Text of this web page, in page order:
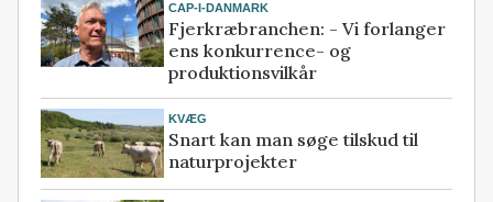
CAP-I-DANMARK
Fjerkræbranchen: - Vi forlanger
ens konkurrence- og
produktionsvilkår
KVÆG
Snart kan man søge tilskud til
naturprojekter